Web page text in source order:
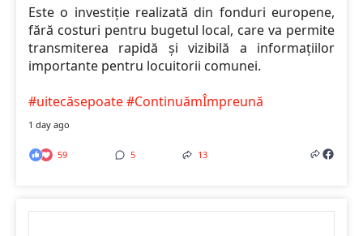
Este o investiție realizată din fonduri europene,
fără costuri pentru bugetul local, care va permite
transmiterea rapidă și vizibilă a informațiilor
importante pentru locuitorii comunei.
#uitecăsepoate#ContinuămÎmpreună
1 day ago
59 5 13